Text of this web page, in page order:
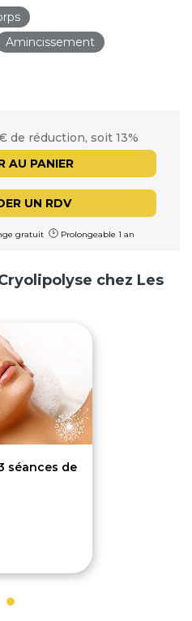
Amincissement
de réduction, soit 13%
AU PANIER
UN RDV
gratuit Prolongeable 1 an
chez Les
séances de